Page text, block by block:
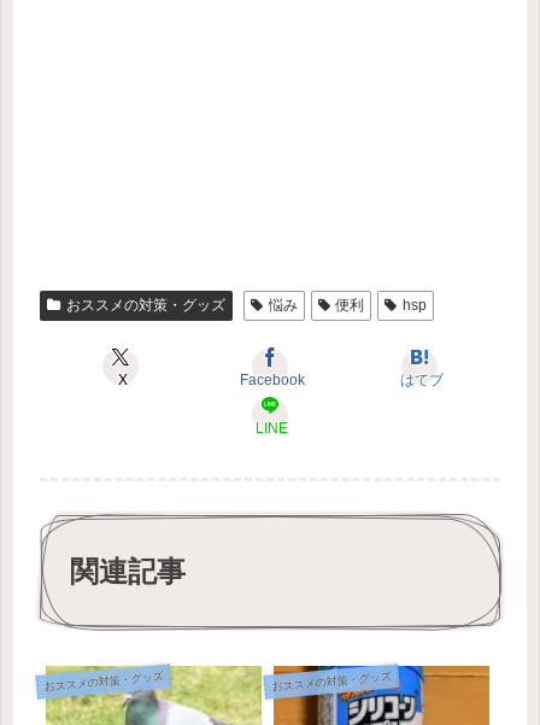
おススメの対策・グッズ 悩み 便利 hsp
X Facebook はてブ
LINE
関連記事
おススメの対策・グッズ おススメの対策・グッズ